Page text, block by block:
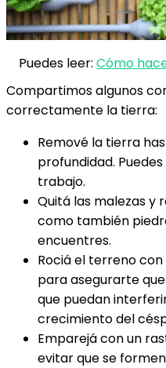
Puedes leer: Cómo
Compartimos algunos
correctamente la tierra:
Remové la tierra
profundidad.
trabajo.
Quitá las malezas y
como también
encuentres.
Rociá el terreno
para asegurarte
que puedan
crecimiento del
Emparejá con un
evitar que se